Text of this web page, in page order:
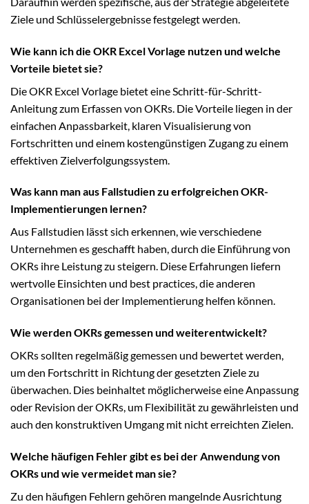
Ziele und Schlüsselergebnisse festgelegt werden.
Wie kann ich die OKR Excel Vorlage nutzen und welche
Vorteile bietet sie?
Die OKR Excel Vorlage bietet eine Schritt-für-Schritt-
Anleitung zum Erfassen von OKRs. Die Vorteile liegen in der
einfachen Anpassbarkeit, klaren Visualisierung von
Fortschritten und einem kostengünstigen Zugang zu einem
effektiven Zielverfolgungssystem.
Was kann man aus Fallstudien zu erfolgreichen OKR-
Implementierungen lernen?
Aus Fallstudien lässt sich erkennen, wie verschiedene
Unternehmen es geschafft haben, durch die Einführung von
OKRs ihre Leistung zu steigern. Diese Erfahrungen liefern
wertvolle Einsichten und best practices, die anderen
Organisationen bei der Implementierung helfen können.
Wie werden OKRs gemessen und weiterentwickelt?
OKRs sollten regelmäßig gemessen und bewertet werden,
um den Fortschritt in Richtung der gesetzten Ziele zu
überwachen. Dies beinhaltet möglicherweise eine Anpassung
oder Revision der OKRs, um Flexibilität zu gewährleisten und
auch den konstruktiven Umgang mit nicht erreichten Zielen.
Welche häufigen Fehler gibt es bei der Anwendung von
OKRs und wie vermeidet man sie?
Zu den häufigen Fehlern gehören mangelnde Ausrichtung